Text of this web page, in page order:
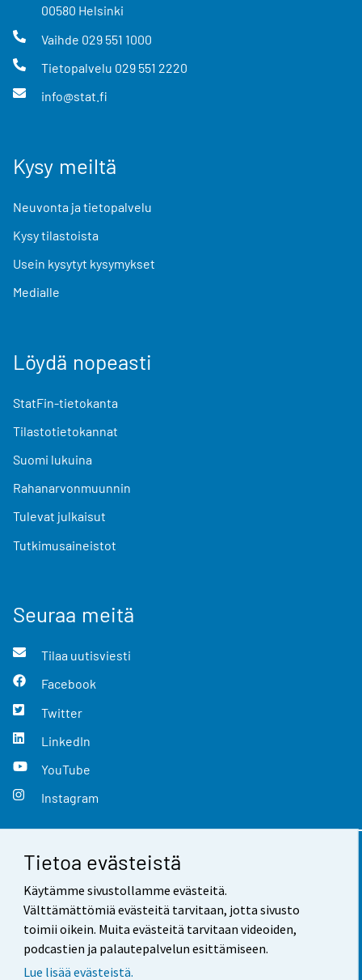
Tietoa evästeistä
Käytämme sivustollamme evästeitä.
Välttämättömiä evästeitä tarvitaan, jotta sivusto
toimii oikein. Muita evästeitä tarvitaan videoiden,
podcastien ja palautepalvelun esittämiseen.
Lue lisää evästeistä.
00580 Helsinki
Vaihde 029 551 1000
Tietopalvelu 029 551 2220
info@stat.fi
Kysy meiltä
Neuvonta ja tietopalvelu
Kysy tilastoista
Usein kysytyt kysymykset
Medialle
Löydä nopeasti
StatFin-tietokanta
Tilastotietokannat
Suomi lukuina
Rahanarvonmuunnin
Tulevat julkaisut
Tutkimusaineistot
Seuraa meitä
Tilaa uutisviesti
Facebook
Twitter
LinkedIn
YouTube
Instagram
Yhteystiedot
Palaute
Käyttöehdot